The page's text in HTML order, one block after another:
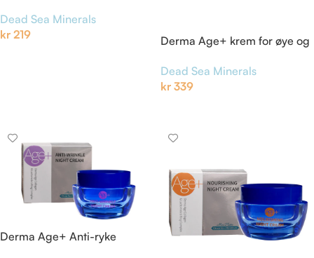
Dead Sea Minerals
kr 219
Derma Age+ krem for øye og
Dead Sea Minerals
kr 339
Derma Age+ Anti-ryke